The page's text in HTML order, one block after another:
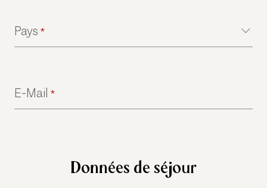
Pays *
E-Mail *
Données de séjour